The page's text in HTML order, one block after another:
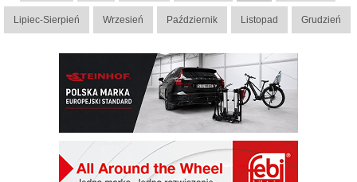
Lipiec-Sierpień Wrzesień Październik Listopad Grudzień